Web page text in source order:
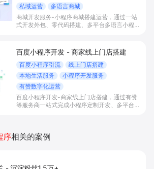
私域运营
多语言商城
商城开发服务-小程序商城搭建运营，通过一站
式开发外包、零代码搭建、多平台多语言小程序
实现低成本获客、提升复购与业绩增长。
百度小程序开发 - 商家线上门店搭建
百度小程序引流
线上门店搭建
本地生活服务
小程序开发服务
有赞数字化运营
百度小程序开发-商家线上门店搭建，通过有赞
等服务商一站式完成小程序定制开发、多平台联
序相关的案例